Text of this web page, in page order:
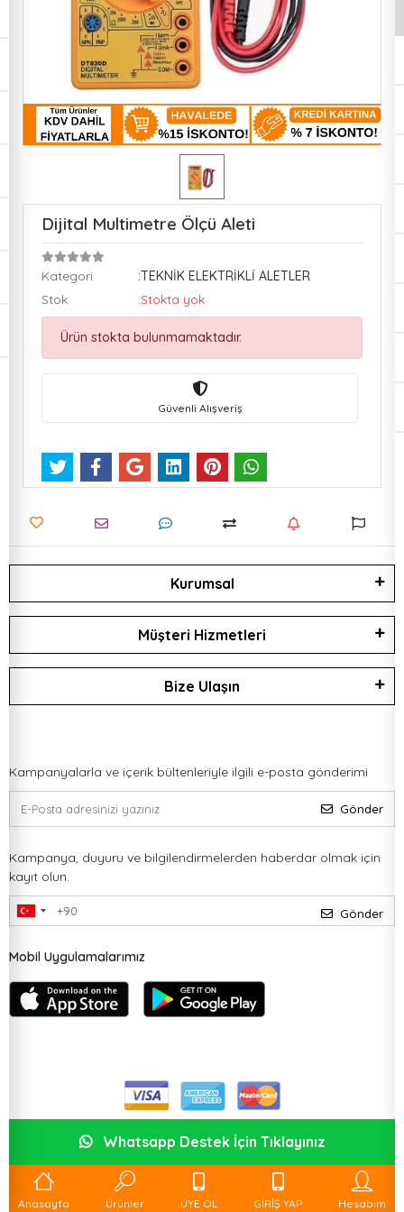
Dijital Multimetre Ölçü Aleti
Kategori
:TEKNİK ELEKTRİKLİ ALETLER
Stok
:Stokta yok
Ürün stokta bulunmamaktadır.
Güvenli Alışveriş
Kurumsal
Müşteri Hizmetleri
Bize Ulaşın
Kampanyalarla ve içerik bültenleriyle ilgili e-posta gönderimi
Gönder
Kampanya, duyuru ve bilgilendirmelerden haberdar olmak için
kayıt olun.
Gönder
Mobil Uygulamalarımız
Anasayfa Ürünler ÜYE OL GİRİŞ YAP Hesabım
Whatsapp Destek İçin Tıklayınız